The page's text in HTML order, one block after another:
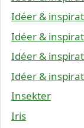
Idéer &
Idéer &
Idéer &
Idéer &
Insekter
Iris